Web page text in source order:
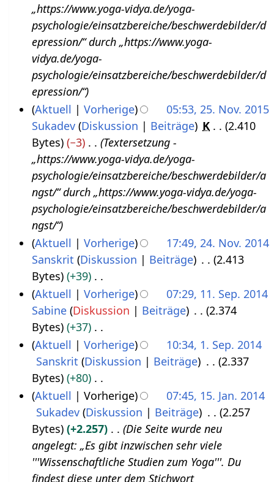
u
n
g
s
z
u
s
a
m
m
e
n
f
a
s
s
u
n
g
„https://www.yoga-vidya.de/yoga-
psychologie/einsatzbereiche/beschwerdebilder/d
epression/“ durch „https://www.yoga-
vidya.de/yoga-
psychologie/einsatzbereiche/beschwerdebilder/d
epression/“
Aktuell
Vorherige
05:53, 25. Nov. 2015
Sukadev Diskussion Beiträge K
2.410
Bytes
−3
Textersetzung -
„https://www.yoga-vidya.de/yoga-
psychologie/einsatzbereiche/beschwerdebilder/a
ngst/“ durch „https://www.yoga-vidya.de/yoga-
psychologie/einsatzbereiche/beschwerdebilder/a
ngst/“
v
b
Aktuell Vorherige
17:49, 24. Nov. 2014
Sanskrit Diskussion Beiträge
2.413
Bytes
+39
K
e
i
n
B
e
a
r
b
e
i
p
Aktuell Vorherige
07:29, 11. Sep. 2014
Sabine Diskussion Beiträge
2.374
Bytes
+37
K
i
n
B
e
a
r
S
Aktuell Vorherige
10:34, 1. Sep. 2014
Sanskrit Diskussion Beiträge
2.337
Bytes
+80
K
i
n
e
B
Aktuell Vorherige
07:45, 15. Jan. 2014
Sukadev Diskussion Beiträge
2.257
Bytes
+2.257
Die Seite wurde neu
angelegt: „Es gibt inzwischen sehr viele
'''Wissenschaftliche Studien zum Yoga'''. Du
findest diese unter dem Stichwort